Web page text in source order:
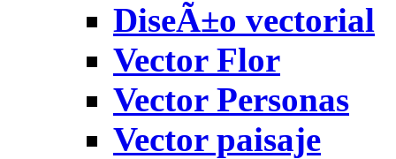
DiseÃ±o vectorial
Vector Flor
Vector Personas
Vector paisaje